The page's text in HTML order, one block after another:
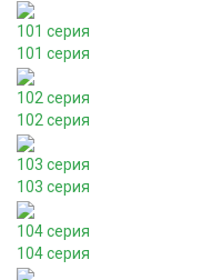
101 серия
101 серия
102 серия
102 серия
103 серия
103 серия
104 серия
104 серия